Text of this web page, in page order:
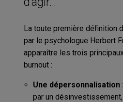
La toute première définition
par le psychologue Herbert
apparaître les trois
burnout :
Une dépersonnalisation :
par un